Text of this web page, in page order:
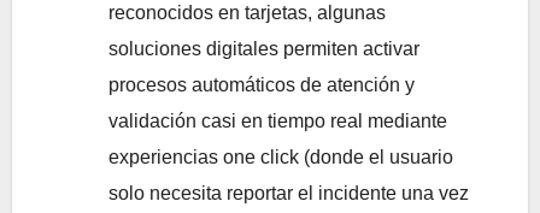
reconocidos en tarjetas, algunas
soluciones digitales permiten activar
procesos automáticos de atención y
validación casi en tiempo real mediante
experiencias one click (donde el usuario
solo necesita reportar el incidente una vez